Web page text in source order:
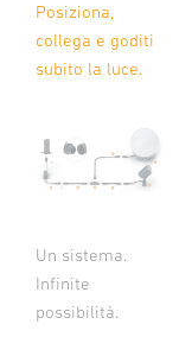
Posiziona,
collega e goditi
subito la luce.
Un sistema.
Infinite
possibilità.